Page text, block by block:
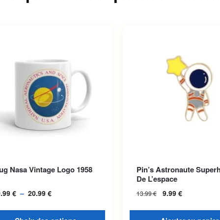
Nasa Vintage Logo 1958
€ – 20.99 €
options peuvent être choisies
Pin’s Astronaute
De L’espace
13.99€ 9.99 €